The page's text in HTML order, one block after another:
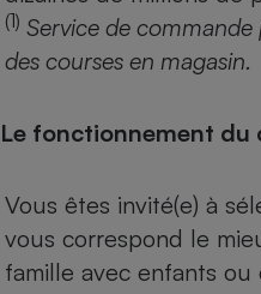
(1) Service de
des courses en magasin.
Le fonctionnement du
Vous êtes invité(e) à
vous correspond le
famille avec enfants ou